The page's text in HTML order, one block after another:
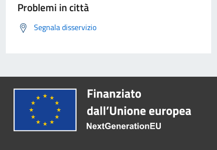
Problemi in città
Segnala disservizio